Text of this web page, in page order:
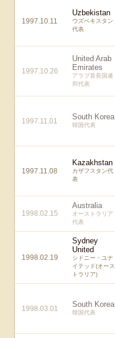
1997.10.11
Uzbekistan
ウズベキスタン
代表
1997.10.26
United Arab
Emirates
アラブ首長国連
邦代表
1997.11.01 South Korea
韓国代表
1997.11.08
Kazakhstan
カザフスタン代
表
1998.02.15
Australia
オーストラリア
代表
1998.02.19
Sydney
United
シドニー・ユナ
イテッド(オース
トラリア)
1998.03.01 South Korea
韓国代表